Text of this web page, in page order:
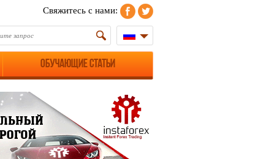
Свяжитесь с нами:
Обучающие статьи